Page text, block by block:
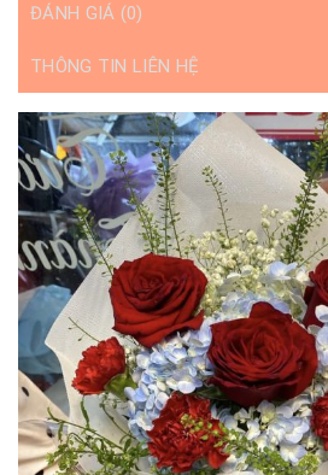
ĐÁNH GIÁ (0)
THÔNG TIN LIÊN HỆ